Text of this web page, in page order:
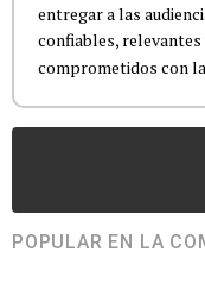
entregar a las
confiables,
comprometidos con
POPULAR EN LA